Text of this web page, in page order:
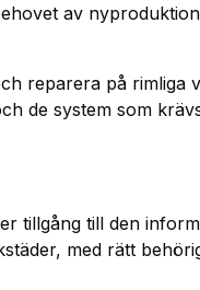
av
reparera på rimliga
de system som
tillgång till den
med rätt